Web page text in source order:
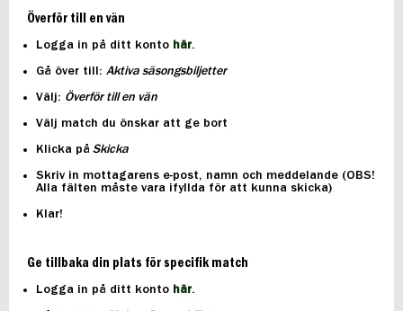
Överför till en vän
Logga in på ditt konto här.
Gå över till: Aktiva säsongsbiljetter
Välj: Överför till en vän
Välj match du önskar att ge bort
Klicka på Skicka
Skriv in mottagarens e-post, namn och meddelande (OBS!
Alla fälten måste vara ifyllda för att kunna skicka)
Klar!
Ge tillbaka din plats för specifik match
Logga in på ditt konto här.